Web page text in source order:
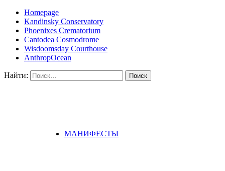
Homepage
Kandinsky Conservatory
Phoenixes Crematorium
Cantodea Cosmodrome
Wisdoomsday Courthouse
AnthropOcean
Найти:
МАНИФЕСТЫ